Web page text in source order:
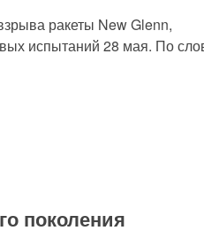
ракеты New Glenn,
испытаний 28 мая. По
поколения